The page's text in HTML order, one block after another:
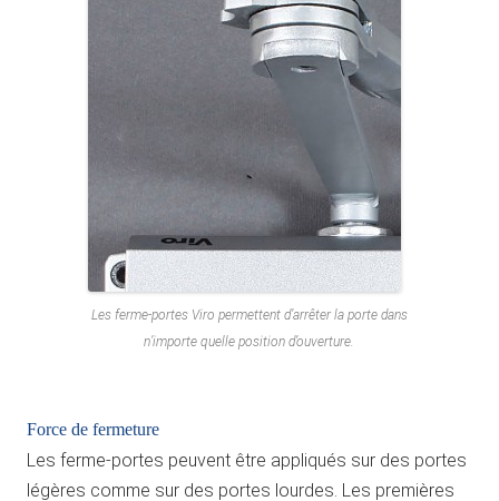
Les ferme-portes Viro permettent d’arrêter la porte dans
n’importe quelle position d’ouverture.
Force de fermeture
Les ferme-portes peuvent être appliqués sur des portes
légères comme sur des portes lourdes. Les premières